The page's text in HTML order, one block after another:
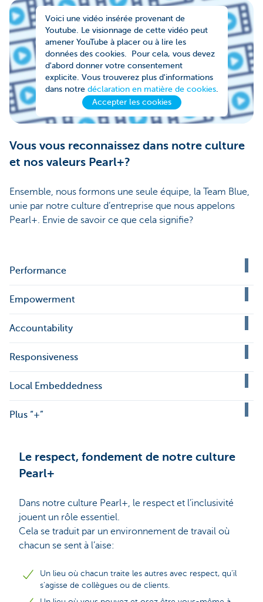
Voici une vidéo insérée provenant de
Youtube. Le visionnage de cette vidéo peut
amener YouTube à placer ou à lire les
données des cookies. Pour cela, vous devez
d'abord donner votre consentement
explicite. Vous trouverez plus d'informations
dans notre déclaration en matière de cookies.
Accepter les cookies
Vous vous reconnaissez dans notre culture
et nos valeurs Pearl+?
Ensemble, nous formons une seule équipe, la Team Blue,
unie par notre culture d’entreprise que nous appelons
Pearl+. Envie de savoir ce que cela signifie?
Performance
Empowerment
Accountability
Responsiveness
Local Embeddedness
Plus “+”
Le respect, fondement de notre culture
Pearl+
Dans notre culture Pearl+, le respect et l’inclusivité
jouent un rôle essentiel.
Cela se traduit par un environnement de travail où
chacun se sent à l’aise:
Un lieu où chacun traite les autres avec respect, qu’il
s’agisse de collègues ou de clients.